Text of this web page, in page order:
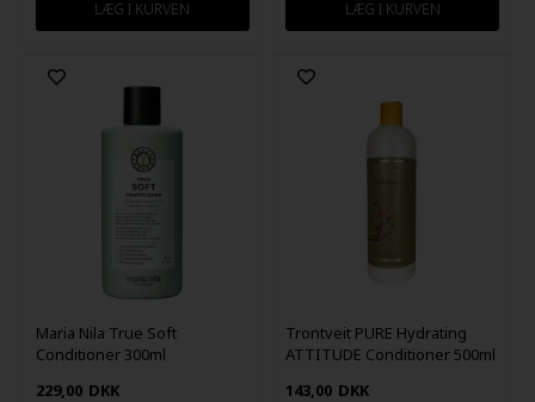
Maria Nila True Soft
Conditioner 300ml
229,00 DKK
Trontveit PURE Hydrating
ATTITUDE Conditioner 500ml
143,00 DKK